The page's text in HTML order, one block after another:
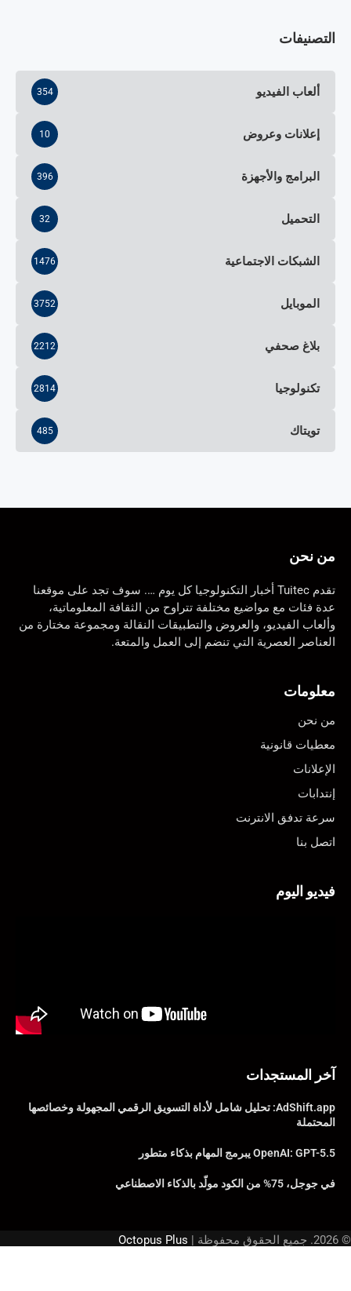
التصنيفات
ألعاب الفيديو 354
إعلانات وعروض 10
البرامج والأجهزة 396
التحميل 32
الشبكات الاجتماعية 1476
الموبايل 3752
بلاغ صحفي 2212
تكنولوجيا 2814
تويتاك 485
من نحن
تقدم Tuitec أخبار التكنولوجيا كل يوم …. سوف تجد على موقعنا
عدة فئات مع مواضيع مختلفة تتراوح من الثقافة المعلوماتية،
وألعاب الفيديو، والعروض والتطبيقات النقالة ومجموعة مختارة من
العناصر العصرية التي تنضم إلى العمل والمتعة.
معلومات
من نحن
معطيات قانونية
الإعلانات
إنتدابات
سرعة تدفق الانترنت
اتصل بنا
فيديو اليوم
آخر المستجدات
AdShift.app: تحليل شامل لأداة التسويق الرقمي المجهولة وخصائصها
المحتملة
OpenAI: GPT-5.5 يبرمج المهام بذكاء متطور
في جوجل، 75% من الكود مولّد بالذكاء الاصطناعي
© 2026. جميع الحقوق محفوظة | Octopus Plus